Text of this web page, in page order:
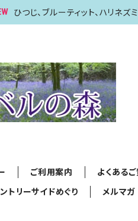
ひつじ、ブルーティット、ハリネズ
ご利用案内 よくある
トリーサイドめぐり メルマガ